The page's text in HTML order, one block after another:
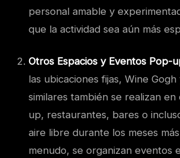
personal amable y
que la actividad sea aún más
Otros Espacios y Eventos Pop-
las ubicaciones fijas, Wine
similares también se realizan
up, restaurantes, bares o
aire libre durante los meses
menudo, se organizan eventos